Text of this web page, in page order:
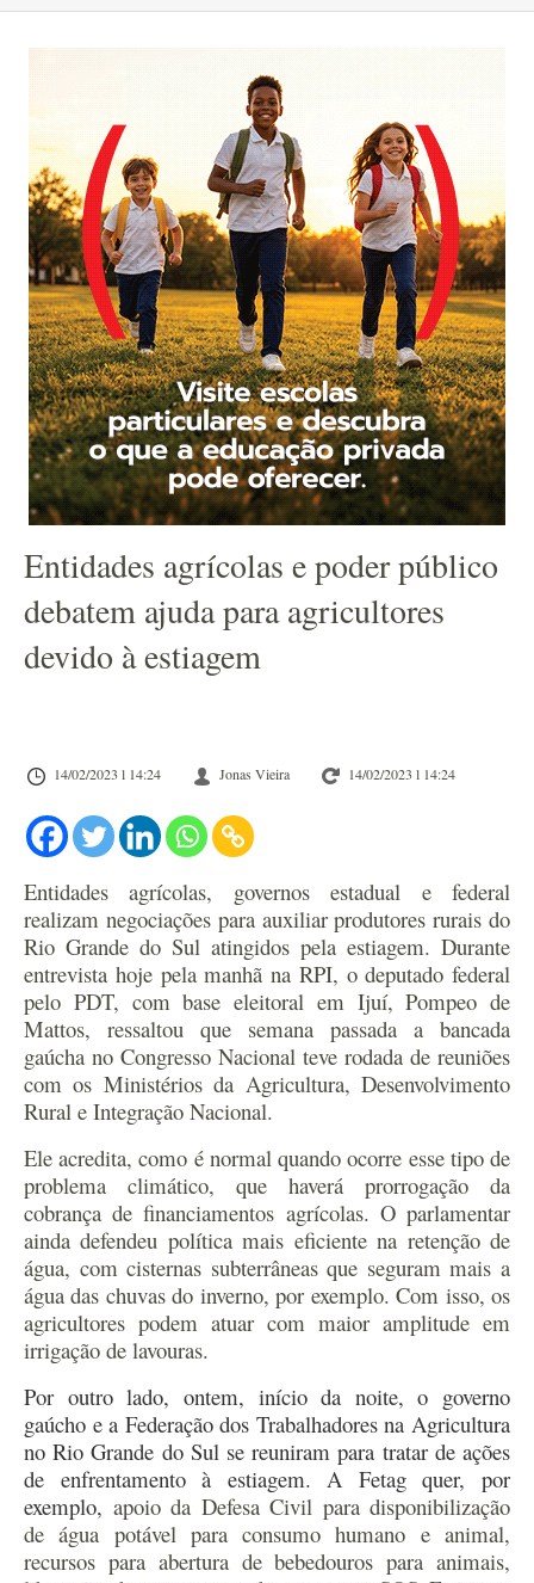
Entidades agrícolas e poder público
debatem ajuda para agricultores
devido à estiagem
14/02/2023 l 14:24 Jonas Vieira 14/02/2023 l 14:24
Entidades agrícolas, governos estadual e federal
realizam negociações para auxiliar produtores rurais do
Rio Grande do Sul atingidos pela estiagem. Durante
entrevista hoje pela manhã na RPI, o deputado federal
pelo PDT, com base eleitoral em Ijuí, Pompeo de
Mattos, ressaltou que semana passada a bancada
gaúcha no Congresso Nacional teve rodada de reuniões
com os Ministérios da Agricultura, Desenvolvimento
Rural e Integração Nacional.
Ele acredita, como é normal quando ocorre esse tipo de
problema climático, que haverá prorrogação da
cobrança de financiamentos agrícolas. O parlamentar
ainda defendeu política mais eficiente na retenção de
água, com cisternas subterrâneas que seguram mais a
água das chuvas do inverno, por exemplo. Com isso, os
agricultores podem atuar com maior amplitude em
irrigação de lavouras.
Por outro lado, ontem, início da noite, o governo
gaúcho e a Federação dos Trabalhadores na Agricultura
no Rio Grande do Sul se reuniram para tratar de ações
de enfrentamento à estiagem.A Fetag quer, por
exemplo, apoio da Defesa Civil para disponibilização
de água potável para consumo humano e animal,
recursos para abertura de bebedouros para animais,